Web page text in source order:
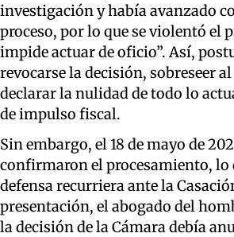
investigación y había avanzado
proceso, por lo que se violentó el
impide actuar de oficio”. Así,
revocarse la decisión, sobreseer
declarar la nulidad de todo lo
de impulso fiscal.
Sin embargo, el 18 de mayo de
confirmaron el procesamiento, lo
defensa recurriera ante la
presentación, el abogado del
la decisión de la Cámara debía